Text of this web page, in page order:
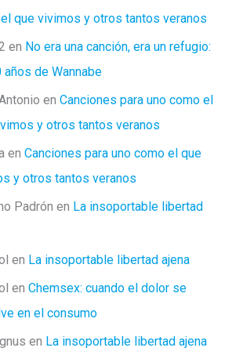
que vivimos y otros tantos veranos
en No era una canción, era un refugio:
años de Wannabe
en Canciones para uno como el
y otros tantos veranos
en Canciones para uno como el que
y otros tantos veranos
Padrón en La insoportable libertad
en La insoportable libertad ajena
en Chemsex: cuando el dolor se
en el consumo
en La insoportable libertad ajena